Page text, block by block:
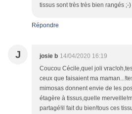
tissus sont très très bien rangés ;-)
Répondre
J josie b 14/04/2020 16:19
Coucou Cécile,quel joli
ceux que faisaient ma
mimosas donnent envie de les
étagère à tissus,quelle
partagé!il fait du bien!tous ces